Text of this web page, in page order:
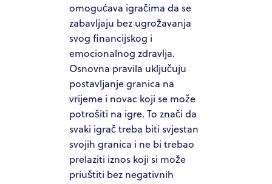
omogućava igračima da se
zabavljaju bez ugrožavanja
svog financijskog i
emocionalnog zdravlja.
Osnovna pravila uključuju
postavljanje granica na
vrijeme i novac koji se može
potrošiti na igre. To znači da
svaki igrač treba biti svjestan
svojih granica i ne bi trebao
prelaziti iznos koji si može
priuštiti bez negativnih